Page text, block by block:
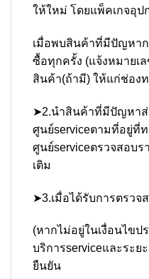
ให้ใหม่ โดยแพ็คเกจอุ
เมื่อพบสินค้าที่มีปัญหา
ซื้อทุกครั้ง (แจ้งหมายเ
สินค้า(ถ้ามี) ให้แก่ช่อง
➤2.นำสินค้าที่มีปัญหา
ศูนย์serviceตามที่อยู่ที่ท
ศูนย์serviceตรวจสอบร
เติม
➤3.เมื่อได้รับการตรวจ
(หากไม่อยู่ในเงื่อนไขป
บริการserviceและระย
ยืนยัน